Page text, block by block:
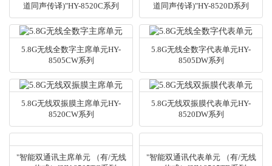
道同声传译)"HY-8520C系列
道同声传译)"HY-8520D系列
5.8G无线全数字主席单元HY-
8505CW系列
5.8G无线全数字代表单元HY-
8505DW系列
5.8G无线双振膜主席单元HY-
8520CW系列
5.8G无线双振膜代表单元HY-
8520DW系列
"智能双通讯主席单元 （有/无线
"智能双通讯代表单元 （有/无线